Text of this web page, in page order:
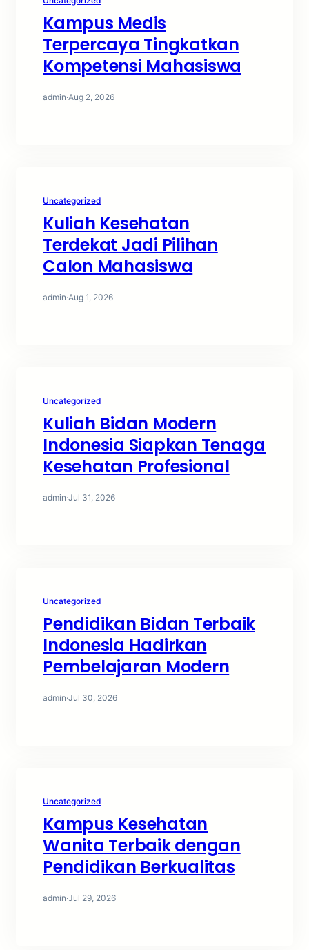
Kampus Medis
Terpercaya Tingkatkan
Kompetensi Mahasiswa
admin·Aug 2, 2026
Uncategorized
Kuliah Kesehatan
Terdekat Jadi Pilihan
Calon Mahasiswa
admin·Aug 1, 2026
Uncategorized
Kuliah Bidan Modern
Indonesia Siapkan Tenaga
Kesehatan Profesional
admin·Jul 31, 2026
Uncategorized
Pendidikan Bidan Terbaik
Indonesia Hadirkan
Pembelajaran Modern
admin·Jul 30, 2026
Uncategorized
Kampus Kesehatan
Wanita Terbaik dengan
Pendidikan Berkualitas
admin·Jul 29, 2026